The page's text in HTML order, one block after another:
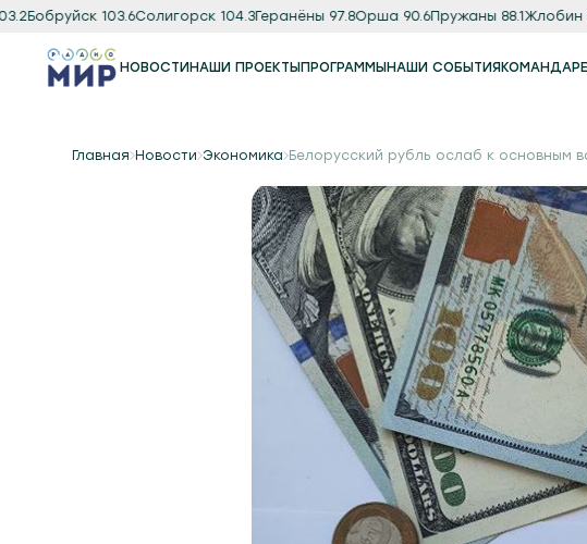
Бобруйск 103.6Солигорск 104.3Геранёны 97.8Орша 90.6Пружаны 88.1 Жлобин
НОВОСТИ НАШИ ПРОЕКТЫ ПРОГРАММЫ НАШИ СОБЫТИЯ КОМАНДА
Главная Новости Экономика Белорусский рубль ослаб к основным